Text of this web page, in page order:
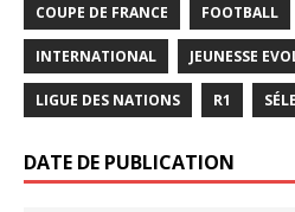
COUPE DE FRANCE FOOTBALL
INTERNATIONAL JEUNESSE
LIGUE DES NATIONS R1
DATE DE PUBLICATION